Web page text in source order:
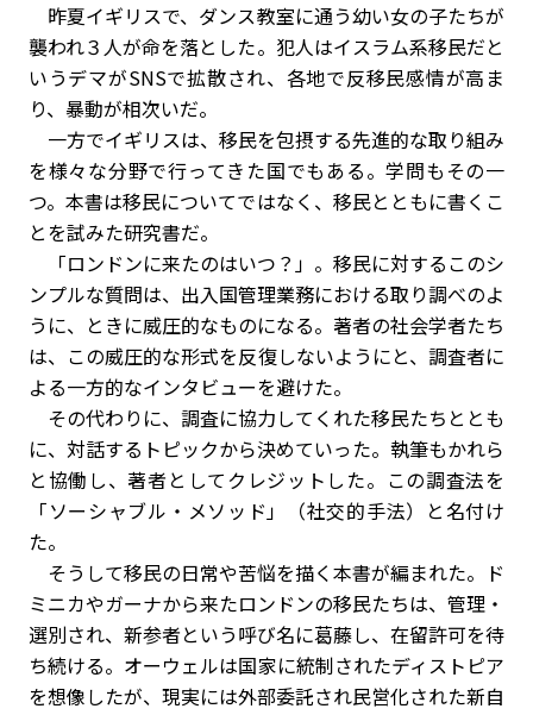
昨夏イギリスで、ダンス教室に通う幼い女の子たちが
襲われ３人が命を落とした。犯人はイスラム系移民だと
いうデマがSNSで拡散され、各地で反移民感情が高ま
り、暴動が相次いだ。
一方でイギリスは、移民を包摂する先進的な取り組み
を様々な分野で行ってきた国でもある。学問もその一
つ。本書は移民についてではなく、移民とともに書くこ
とを試みた研究書だ。
「ロンドンに来たのはいつ？」。移民に対するこのシ
ンプルな質問は、出入国管理業務における取り調べのよ
うに、ときに威圧的なものになる。著者の社会学者たち
は、この威圧的な形式を反復しないようにと、調査者に
よる一方的なインタビューを避けた。
その代わりに、調査に協力してくれた移民たちととも
に、対話するトピックから決めていった。執筆もかれら
と協働し、著者としてクレジットした。この調査法を
「ソーシャブル・メソッド」（社交的手法）と名付け
た。
そうして移民の日常や苦悩を描く本書が編まれた。ド
ミニカやガーナから来たロンドンの移民たちは、管理・
選別され、新参者という呼び名に葛藤し、在留許可を待
ち続ける。オーウェルは国家に統制されたディストピア
を想像したが、現実には外部委託され民営化された新自